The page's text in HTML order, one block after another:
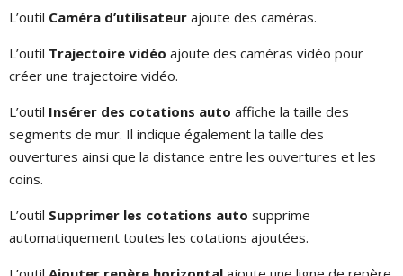
L’outil Caméra d’utilisateur ajoute des caméras.
L’outil Trajectoire vidéo ajoute des caméras vidéo pour
créer une trajectoire vidéo.
L’outil Insérer des cotations auto affiche la taille des
segments de mur. Il indique également la taille des
ouvertures ainsi que la distance entre les ouvertures et les
coins.
L’outil Supprimer les cotations auto supprime
automatiquement toutes les cotations ajoutées.